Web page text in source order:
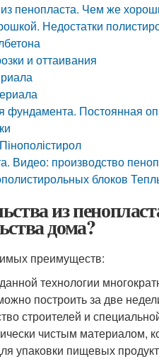
пенопласта. Чем же
Недостатки
и оттаивания
фундамента. Постоянная
Видео: производство
блоков
из
дома?
преимуществ:
технологии
построить за две
строителей и
чистым материалом,
упаковки пищевых